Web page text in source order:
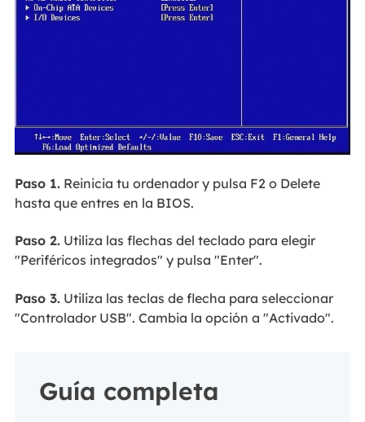
Paso 1.Reinicia tu ordenador y pulsa F2 o Delete
hasta que entres en la BIOS.
Paso 2.Utiliza las flechas del teclado para elegir
"Periféricos integrados" y pulsa "Enter".
Paso 3.Utiliza las teclas de flecha para seleccionar
"Controlador USB". Cambia la opción a "Activado".
Guía completa